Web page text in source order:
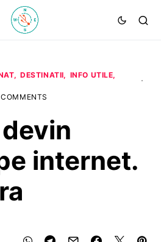
DESTINATII
INFO UTILE
internet.